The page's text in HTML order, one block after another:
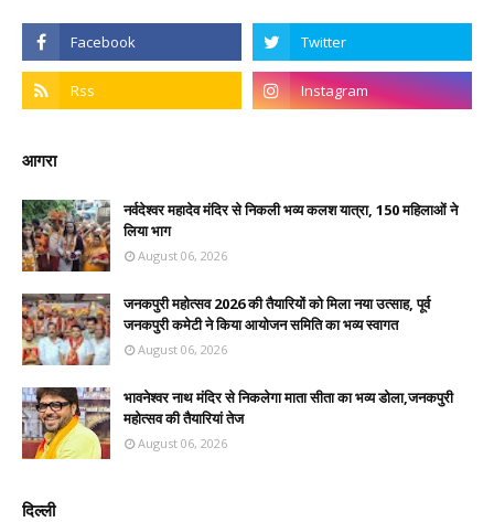
आगरा
नर्वदेश्वर महादेव मंदिर से निकली भव्य कलश यात्रा, 150 महिलाओं ने
लिया भाग
August 06, 2026
जनकपुरी महोत्सव 2026 की तैयारियों को मिला नया उत्साह, पूर्व
जनकपुरी कमेटी ने किया आयोजन समिति का भव्य स्वागत
August 06, 2026
भावनेश्वर नाथ मंदिर से निकलेगा माता सीता का भव्य डोला,जनकपुरी
महोत्सव की तैयारियां तेज
August 06, 2026
दिल्ली